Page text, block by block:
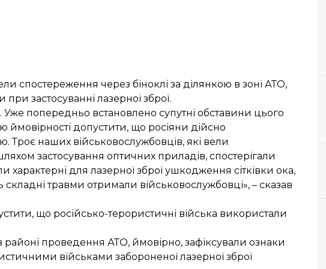
спостереження через біноклі за ділянкою в зоні АТО,
застосуванні лазерної зброї.
попередньо встановлено супутні обставини цього
допустити, що росіяни дійсно
Троє наших військовослужбовців, які вели
застосування оптичних приладів, спостерігали
характерні для лазерної зброї ушкодження сітківки ока,
травми отримали військовослужбовці», – сказав
що російсько-терористичні війська використали
проведення АТО, ймовірно, зафіксували ознаки
військами забороненої лазерної зброї